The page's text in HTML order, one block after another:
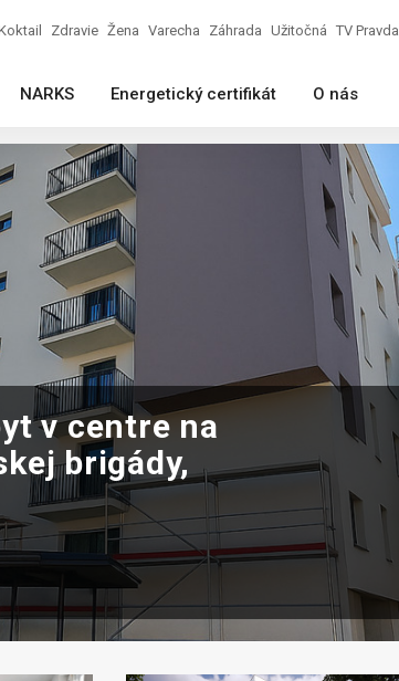
Zdravie Žena Varecha Záhrada Užitočná TV Pravda
NARKS Energetický certifikát O nás
v centre na
brigády,